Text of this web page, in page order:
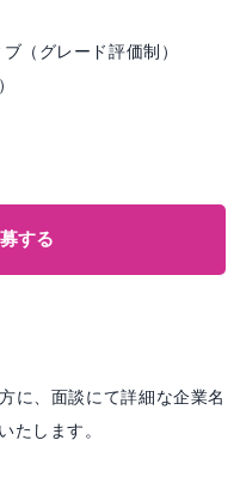
（グレード評価制）
する
に、面談にて詳細な企業名
たします。